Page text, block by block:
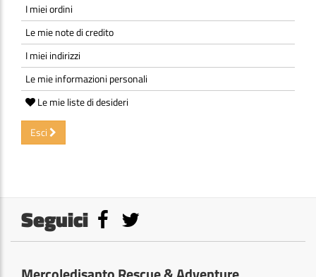
I miei ordini
Le mie note di credito
I miei indirizzi
Le mie informazioni personali
Le mie liste di desideri
Esci
Seguici